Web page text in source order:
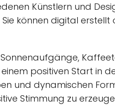
Künstlern und
können digital
positiven Start in
und dynamischen
Stimmung zu